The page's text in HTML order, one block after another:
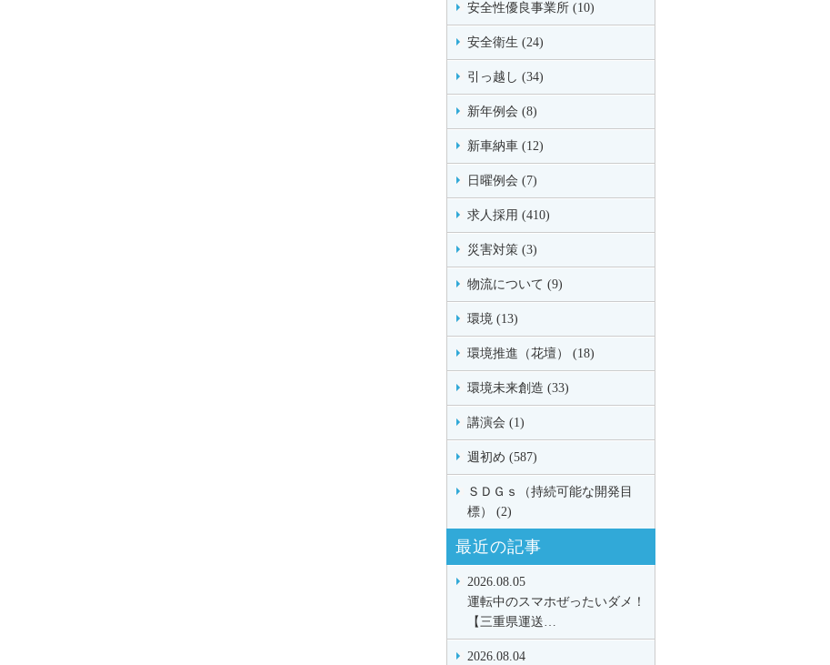
安全性優良事業所 (10)
安全衛生 (24)
引っ越し (34)
新年例会 (8)
新車納車 (12)
日曜例会 (7)
求人採用 (410)
災害対策 (3)
物流について (9)
環境 (13)
環境推進（花壇） (18)
環境未来創造 (33)
講演会 (1)
週初め (587)
ＳＤＧｓ（持続可能な開発目
標） (2)
最近の記事
2026.08.05
運転中のスマホぜったいダメ！
【三重県運送…
2026.08.04